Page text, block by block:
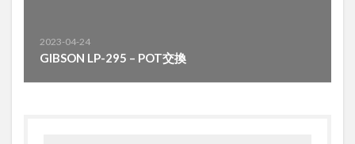
2023-04-24
GIBSON LP-295 – POT交換